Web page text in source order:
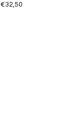
€32,50